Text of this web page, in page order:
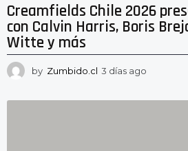
Creamfields Chile 2026
con Calvin Harris, Boris
Witte y más
by Zumbido.cl 3 días ago